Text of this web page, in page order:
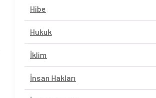
Hibe
Hukuk
İklim
İnsan Hakları